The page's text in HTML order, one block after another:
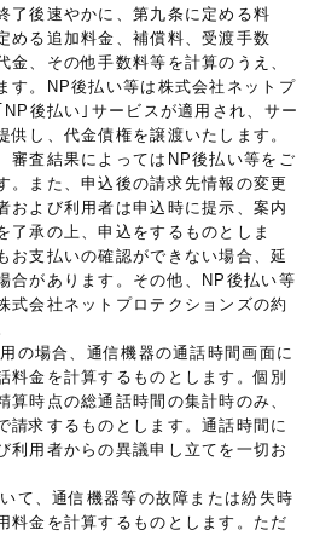
了後速やかに、第九条に定める料
める追加料金、補償料、受渡手数
、その他手数料等を計算のうえ、
す。NP後払い等は株式会社ネットプ
後払い｣サービスが適用され、サー
供し、代金債権を譲渡いたします。
審査結果によってはNP後払い等をご
。また、申込後の請求先情報の変更
および利用者は申込時に提示、案内
了承の上、申込をするものとしま
お支払いの確認ができない場合、延
合があります。その他、NP後払い等
式会社ネットプロテクションズの約
の場合、通信機器の通話時間画面に
料金を計算するものとします。個別
時点の総通話時間の集計時のみ、
請求するものとします。通話時間に
利用者からの異議申し立てを一切お
て、通信機器等の故障または紛失時
料金を計算するものとします。ただ